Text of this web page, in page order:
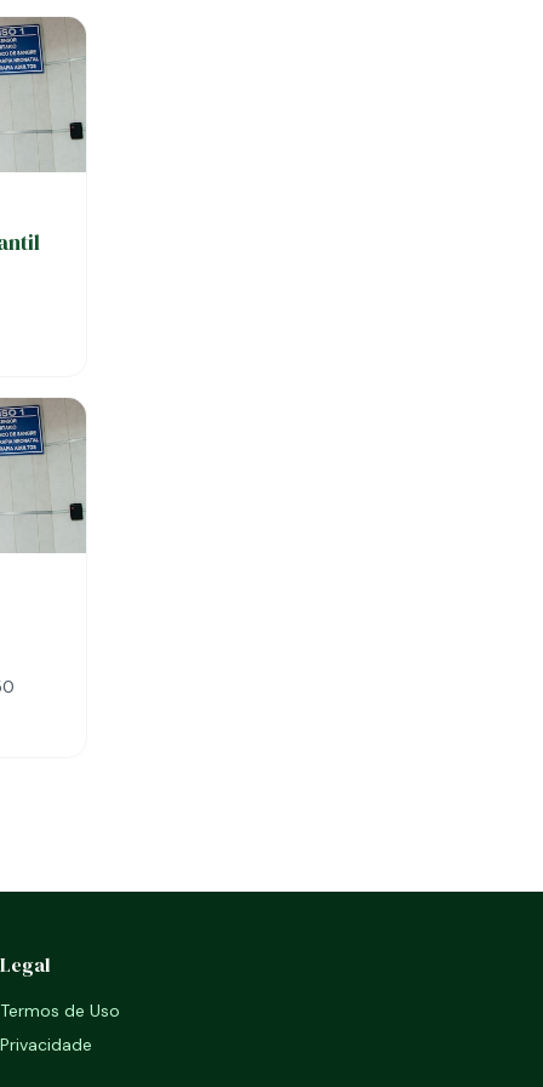
Legal
Termos de Uso
Privacidade